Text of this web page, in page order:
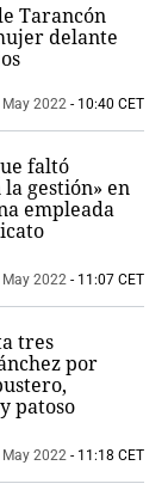
Tarancón
delante
2022 - 10:40 CET
faltó
gestión» en
empleada
2022 - 11:07 CET
tres
por
patoso
2022 - 11:18 CET